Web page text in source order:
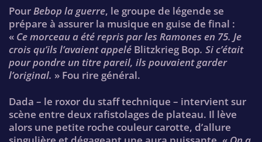
PourBebop la guerre, le groupe de légende se
prépare à assurer la musique en guise de final :
« Ce morceau a été repris par les Ramones en 75. Je
crois qu’ils l’avaient appelé Blitzkrieg Bop. Si c’était
pour pondre un titre pareil, ils pouvaient garder
l’original. » Fou rire général.
Dada – le roxor du staff technique – intervient sur
scène entre deux rafistolages de plateau. Il lève
alors une petite roche couleur carotte, d’allure